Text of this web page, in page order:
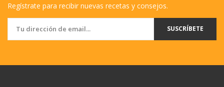
Regístrate para recibir nuevas recetas y consejos.
SUSCRÍBETE